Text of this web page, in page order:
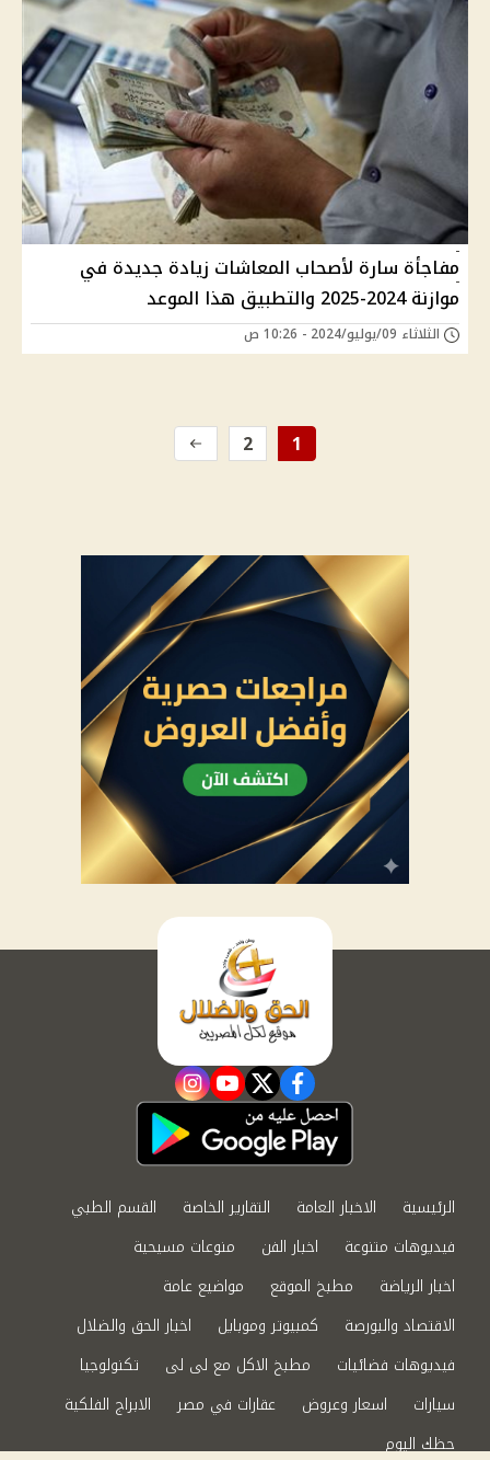
مفاجأة سارة لأصحاب المعاشات زيادة جديدة في
موازنة 2024-2025 والتطبيق هذا الموعد
الثلاثاء 09/يوليو/2024 - 10:26 ص
1
2
facebook
twitter
youtube
instagram
الرئيسية الاخبار العامة التقارير الخاصة
القسم الطبي
فيديوهات متنوعة
اخبار الفن
منوعات مسيحية
اخبار الرياضة
مطبخ الموقع
مواضيع عامة
الاقتصاد والبورصة
كمبيوتر وموبايل
اخبار الحق والضلال
فيديوهات فضائيات
مطبخ الاكل مع لى لى
تكنولوجيا
سيارات
اسعار وعروض عقارات في مصر
الابراج الفلكية
حظك اليوم